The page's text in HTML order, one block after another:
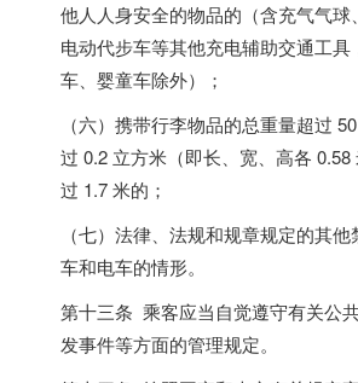
他人人身安全的物品的（含充气气球
电动代步车等其他充电辅助交通工具
车、婴童车除外）；
（六）携带行李物品的总重量超过
过 0.2 立方米（即长、宽、高各 0.58
过 1.7 米的；
（七）法律、法规和规章规定的其
车和电车的情形。
第十三条 乘客应当自觉遵守有关公
发事件等方面的管理规定。